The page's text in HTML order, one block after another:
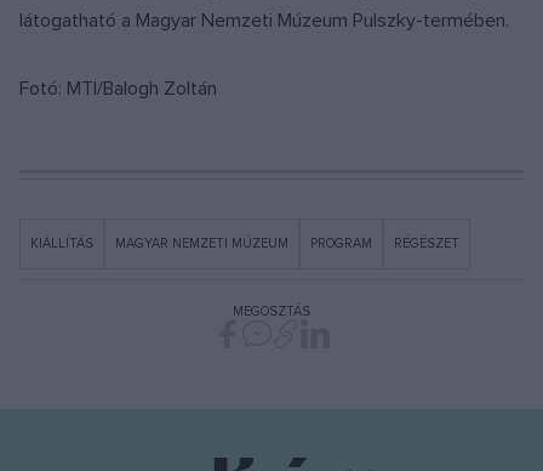
látogatható a Magyar Nemzeti Múzeum Pulszky-termében.
Fotó: MTI/Balogh Zoltán
KIÁLLÍTÁS MAGYAR NEMZETI MÚZEUM PROGRAM RÉGÉSZET
MEGOSZTÁS